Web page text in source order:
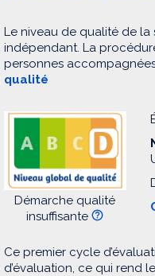
Le niveau de qualité de la
indépendant. La
personnes
qualité
Démarche qualité
insuffisante
Ce premier cycle
d’évaluation, ce qui rend